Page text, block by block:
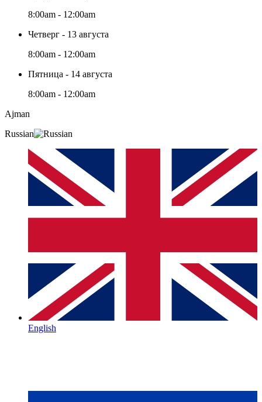
8:00am - 12:00am
Четверг - 13 августа
8:00am - 12:00am
Пятница - 14 августа
8:00am - 12:00am
Ajman
Russian
English